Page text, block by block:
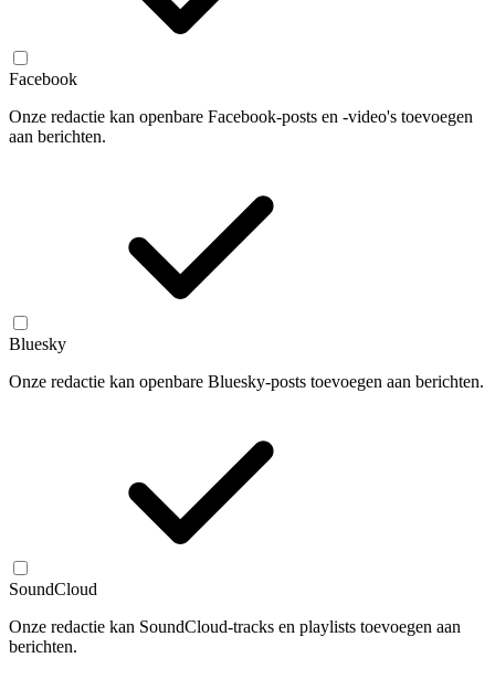
Facebook
Onze redactie kan openbare Facebook-posts en -video's toevoegen
aan berichten.
Bluesky
Onze redactie kan openbare Bluesky-posts toevoegen aan berichten.
SoundCloud
Onze redactie kan SoundCloud-tracks en playlists toevoegen aan
berichten.